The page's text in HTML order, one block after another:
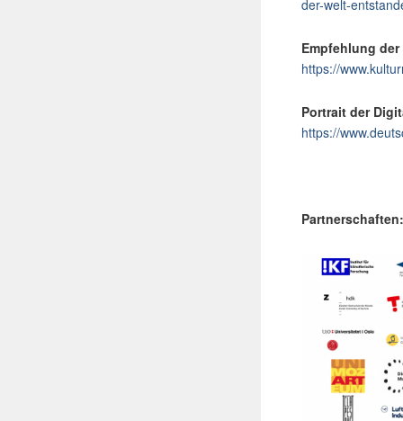
der-welt-
Empfehlung
https://
Portrait der
https://
Partnerschaften: